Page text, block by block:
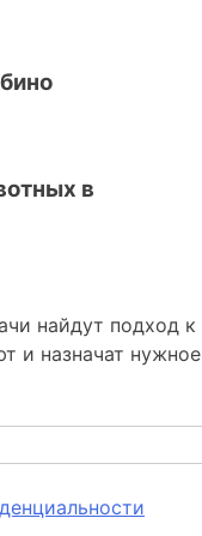
в
найдут подход к
и назначат нужное